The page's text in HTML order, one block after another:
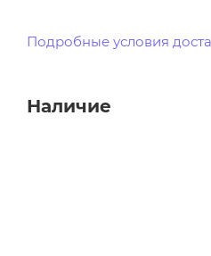
Подробные условия
Наличие